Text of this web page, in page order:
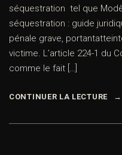
séquestration tel que
séquestration : guide
pénale grave,
victime. L’article 224-1 du
comme le fait […]
CONTINUER LA LECTURE